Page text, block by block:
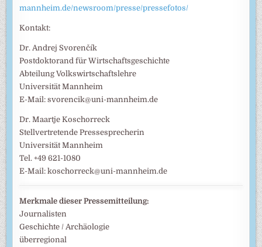
mannheim.de/newsroom/presse/pressefotos/
Kontakt:
Dr. Andrej Svorenčík
Postdoktorand für Wirtschaftsgeschichte
Abteilung Volkswirtschaftslehre
Universität Mannheim
E-Mail: svorencik@uni-mannheim.de
Dr. Maartje Koschorreck
Stellvertretende Pressesprecherin
Universität Mannheim
Tel. +49 621-1080
E-Mail: koschorreck@uni-mannheim.de
Merkmale dieser Pressemitteilung:
Journalisten
Geschichte / Archäologie
überregional